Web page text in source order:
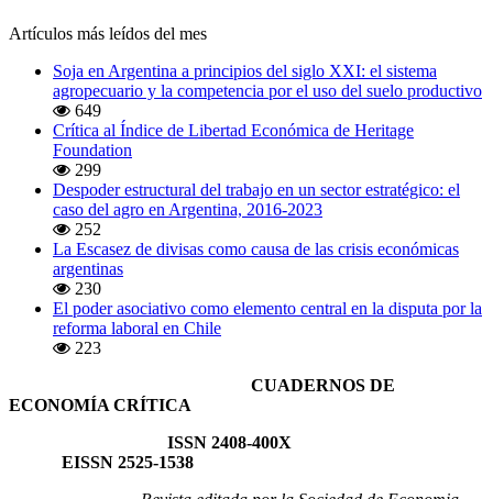
Artículos más leídos del mes
Soja en Argentina a principios del siglo XXI: el sistema
agropecuario y la competencia por el uso del suelo productivo
649
Crítica al Índice de Libertad Económica de Heritage
Foundation
299
Despoder estructural del trabajo en un sector estratégico: el
caso del agro en Argentina, 2016-2023
252
La Escasez de divisas como causa de las crisis económicas
argentinas
230
El poder asociativo como elemento central en la disputa por la
reforma laboral en Chile
223
CUADERNOS DE
ECONOMÍA CRÍTICA
ISSN 2408-400X
EISSN 2525-1538